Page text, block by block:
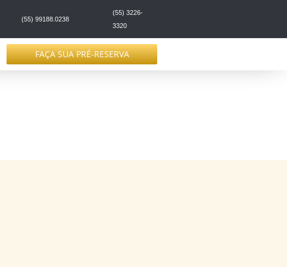
(55) 99188.0238
(55) 3226-
3320
FAÇA SUA PRÉ-RESERVA